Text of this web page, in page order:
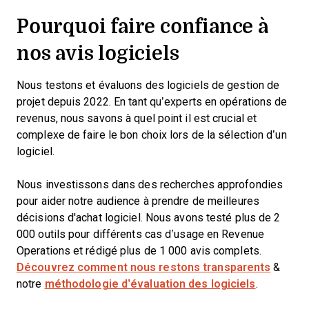
Pourquoi faire confiance à
nos avis logiciels
Nous testons et évaluons des logiciels de gestion de
projet depuis 2022. En tant qu’experts en opérations de
revenus, nous savons à quel point il est crucial et
complexe de faire le bon choix lors de la sélection d’un
logiciel.
Nous investissons dans des recherches approfondies
pour aider notre audience à prendre de meilleures
décisions d'achat logiciel. Nous avons testé plus de 2
000 outils pour différents cas d’usage en Revenue
Operations et rédigé plus de 1 000 avis complets.
Découvrez comment nous restons transparents &
notre méthodologie d’évaluation des logiciels.